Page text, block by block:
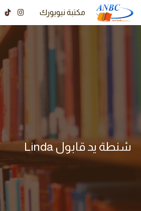
مكتبة نيويورك
شنطة يد قابول Linda